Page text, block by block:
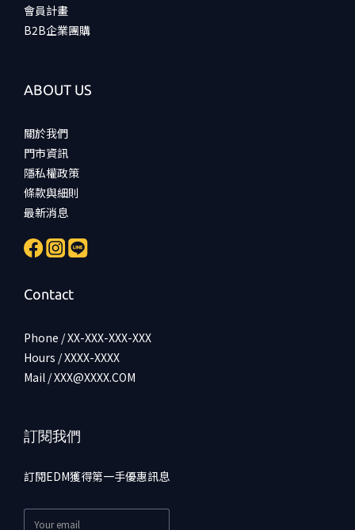
會員計畫
B2B企業團購
ABOUT US
關於我們
門市資訊
隱私權政策
條款與細則
最新消息
Contact
Phone / XX-XXX-XXX-XXX
Hours / XXXX-XXXX
Mail / XXX@XXXX.COM
訂閱我們
訂閱EDM獲得第一手優惠訊息